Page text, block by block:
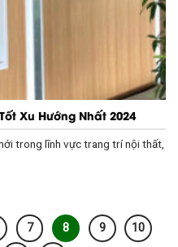
Xu Hướng Nhất 2024
trong lĩnh vực trang trí nội thất,
7 8 9
10